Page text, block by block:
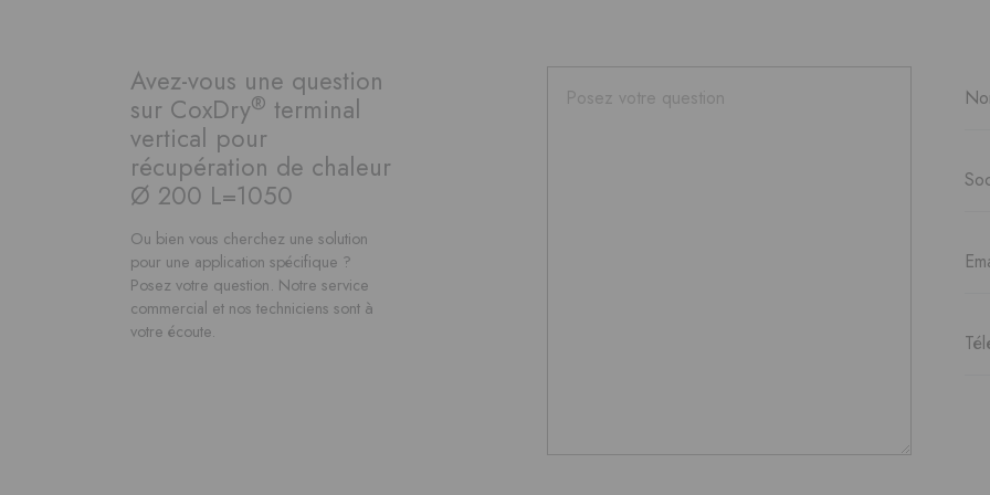
Avez-vous une question
sur CoxDry® terminal
vertical pour
récupération de chaleur
Ø 200 L=1050
Ou bien vous cherchez une solution
pour une application spécifique ?
Posez votre question. Notre service
commercial et nos techniciens sont à
votre écoute.